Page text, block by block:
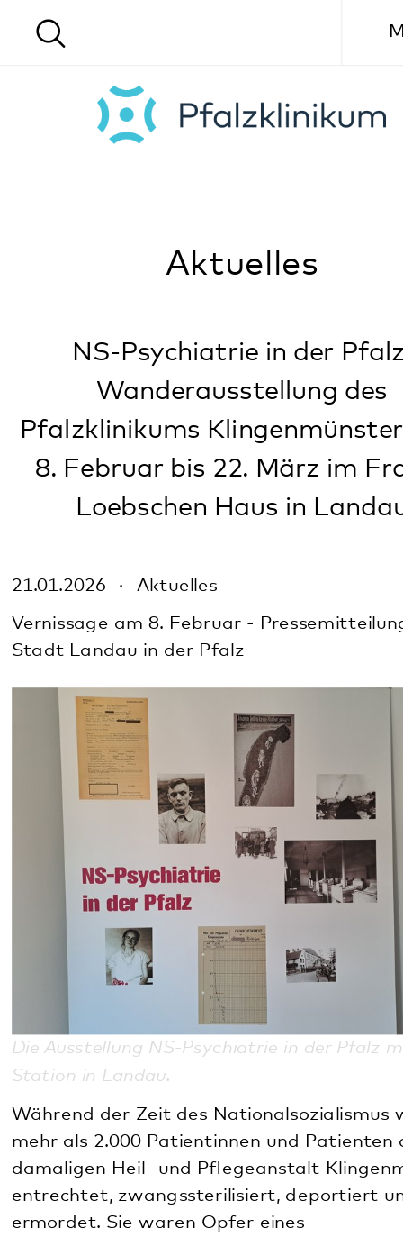
Pfalzklinikums Klingenmünster vom
8. Februar bis 22. März im Frank-
Loebschen Haus in Landau
Vernissage am 8. Februar - Pressemitteilung der
Die Ausstellung NS-Psychiatrie in der Pfalz macht
Station in Landau.
Während der Zeit des Nationalsozialismus wurden
mehr als 2.000 Patientinnen und Patienten der
damaligen Heil- und Pflegeanstalt Klingenmünster
entrechtet, zwangssterilisiert, deportiert und
ermordet. Sie waren Opfer eines
menschenverachtenden Systems, das psychisch
im Mittelpunkt der Wanderausstellung „NS-
Psychiatrie in der Pfalz“, die vom Pfalzklinikum
Gedenkarbeit vor Ort entwickelt wurde und von
Sonntag, 8. Februar, bis Sonntag, 22. März, im
Frank-Loebschen Haus in Landau zu sehen ist.